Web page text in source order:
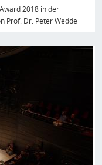
2018 in der
Prof. Dr. Peter Wedde